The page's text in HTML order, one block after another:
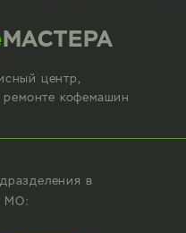
МАСТЕРА
центр,
ремонте кофемашин
в
МО: